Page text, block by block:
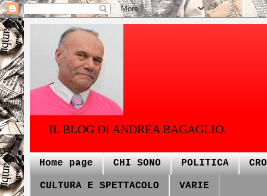
IL BLOG DI ANDREA BAGAGLIO.
Home page CHI SONO POLITICA
CULTURA E SPETTACOLO VARIE